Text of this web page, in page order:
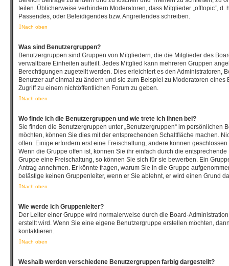
teilen. Üblicherweise verhindern Moderatoren, dass Mitglieder „offtopic“, d.
Passendes, oder Beleidigendes bzw. Angreifendes schreiben.
Nach oben
Was sind Benutzergruppen?
Benutzergruppen sind Gruppen von Mitgliedern, die die Mitglieder des
verwaltbare Einheiten aufteilt. Jedes Mitglied kann mehreren Gruppen
Berechtigungen zugeteilt werden. Dies erleichtert es den Administratoren,
Benutzer auf einmal zu ändern und sie zum Beispiel zu Moderatoren eines
Zugriff zu einem nichtöffentlichen Forum zu geben.
Nach oben
Wo finde ich die Benutzergruppen und wie trete ich ihnen bei?
Sie finden die Benutzergruppen unter „Benutzergruppen“ im persönlichen
möchten, können Sie dies mit der entsprechenden Schaltfläche machen.
offen. Einige erfordern erst eine Freischaltung, andere können
Wenn die Gruppe offen ist, können Sie ihr einfach durch die
Gruppe eine Freischaltung, so können Sie sich für sie bewerben. Ein
Antrag annehmen. Er könnte fragen, warum Sie in die Gruppe
belästige keinen Gruppenleiter, wenn er Sie ablehnt, er wird einen Grund
Nach oben
Wie werde ich Gruppenleiter?
Der Leiter einer Gruppe wird normalerweise durch die Board-
erstellt wird. Wenn Sie eine eigene Benutzergruppe erstellen möchten,
kontaktieren.
Nach oben
Weshalb werden verschiedene Benutzergruppen farbig dargestellt?